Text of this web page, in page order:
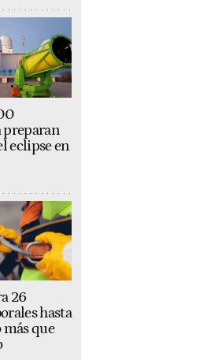
preparan
eclipse en
26
hasta
que